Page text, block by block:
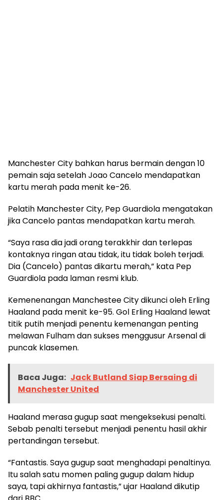
Manchester City bahkan harus bermain dengan 10
pemain saja setelah Joao Cancelo mendapatkan
kartu merah pada menit ke-26.
Pelatih Manchester City, Pep Guardiola mengatakan
jika Cancelo pantas mendapatkan kartu merah.
“Saya rasa dia jadi orang terakkhir dan terlepas
kontaknya ringan atau tidak, itu tidak boleh terjadi.
Dia (Cancelo) pantas dikartu merah,” kata Pep
Guardiola pada laman resmi klub.
Kemenenangan Manchestee City dikunci oleh Erling
Haaland pada menit ke-95. Gol Erling Haaland lewat
titik putih menjadi penentu kemenangan penting
melawan Fulham dan sukses menggusur Arsenal di
puncak klasemen.
Baca Juga: Jack Butland Siap Bersaing di
Manchester United
Haaland merasa gugup saat mengeksekusi penalti.
Sebab penalti tersebut menjadi penentu hasil akhir
pertandingan tersebut.
“Fantastis. Saya gugup saat menghadapi penaltinya.
Itu salah satu momen paling gugup dalam hidup
saya, tapi akhirnya fantastis,” ujar Haaland dikutip